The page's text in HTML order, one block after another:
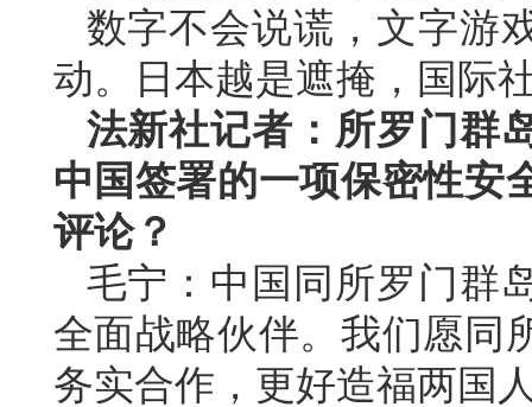
数字不会说谎，文字游
动。日本越是遮掩，国际
法新社记者：所罗门群
中国签署的一项保密性安
评论？
毛宁：中国同所罗门群
全面战略伙伴。我们愿同
务实合作，更好造福两国